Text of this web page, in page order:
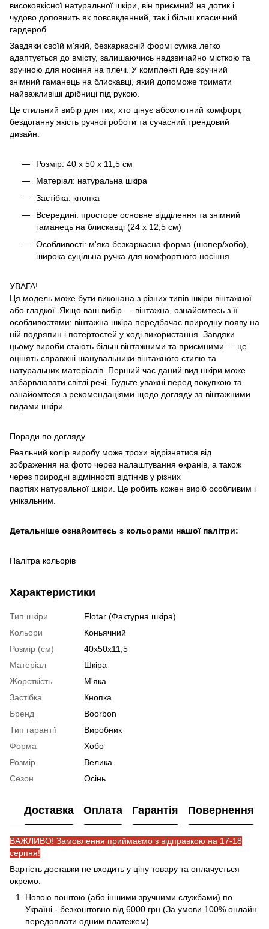
високоякісної натуральної шкіри, він приємний на дотик і
чудово доповнить як повсякденний, так і більш класичний
гардероб.
Завдяки своїй м'якій, безкаркасній формі сумка легко
адаптується до вмісту, залишаючись надзвичайно місткою та
зручною для носіння на плечі. У комплекті йде зручний
знімний гаманець на блискавці, який допоможе тримати
найважливіші дрібниці під рукою.
Це стильний вибір для тих, хто цінує абсолютний комфорт,
бездоганну якість ручної роботи та сучасний трендовий
дизайн.
Розмір: 40 х 50 х 11,5 см
Матеріал: натуральна шкіра
Застібка: кнопка
Всередині: просторе основне відділення та знімний
гаманець на блискавці (24 х 12,5 см)
Особливості: м'яка безкаркасна форма (шопер/хобо),
широка суцільна ручка для комфортного носіння
УВАГА!
Ця модель може бути виконана з різних типів шкіри вінтажної
або гладкої. Якщо ваш вибір — вінтажна, ознайомтесь з її
особливостями: вінтажна шкіра передбачає природну появу на
ній подряпин і потертостей у ході використання. Завдяки
цьому вироби стають більш вінтажними та приємними — це
оцінять справжні шанувальники вінтажного стилю та
натуральних матеріалів. Перший час даний вид шкіри може
забарвлювати світлі речі. Будьте уважні перед покупкою та
ознайомтеся з рекомендаціями щодо догляду за вінтажними
видами шкіри.
Поради по догляду
Реальний колір виробу може трохи відрізнятися від
зображення на фото через налаштування екранів, а також
через природні відмінності відтінків у різних
партіях натуральної шкіри. Це робить кожен виріб особливим і
унікальним.
Детальніше ознайомтесь з кольорами нашої палітри:
Палітра кольорів
Характеристики
Тип шкіри
Flotar (Фактурна шкіра)
Кольори
Коньячний
Розмір (см)
40х50х11,5
Матеріал
Шкіра
Жорсткість
М'яка
Застібка
Кнопка
Бренд
Boorbon
Тип гарантії
Виробник
Форма
Хобо
Розмір
Велика
Сезон
Осінь
Доставка Оплата Гарантія Повернення
ВАЖЛИВО! Замовлення приймаємо з відправкою на 17-18
серпня!
Вартість доставки не входить у ціну товару та оплачується
окремо.
Новою поштою (або іншими зручними службами) по
Україні - безкоштовно від 6000 грн (За умови 100% онлайн
передоплати одним платежем)